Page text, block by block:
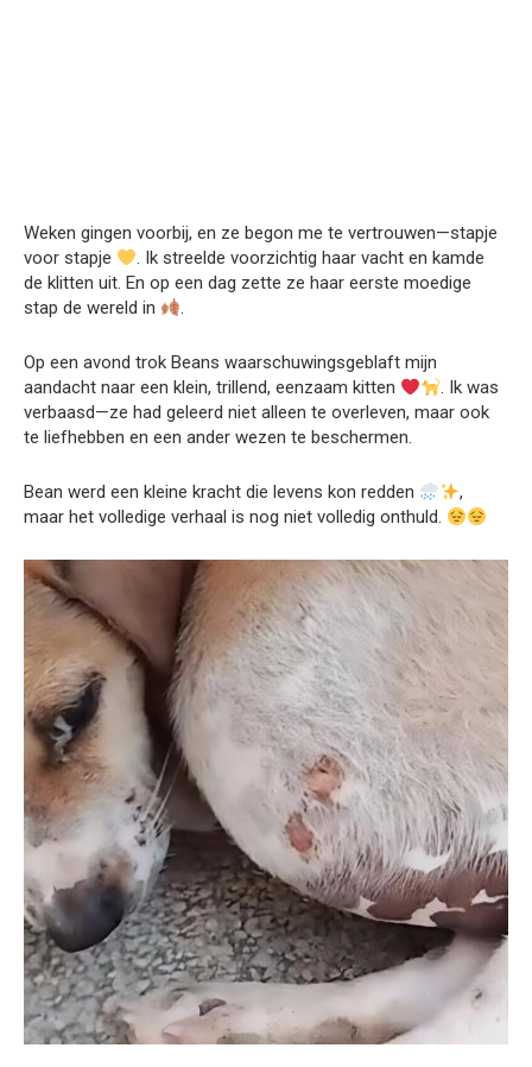
Weken gingen voorbij, en ze begon me te vertrouwen—stapje
voor stapje
. Ik streelde voorzichtig haar vacht en kamde
de klitten uit. En op een dag zette ze haar eerste moedige
stap de wereld in
.
Op een avond trok Beans waarschuwingsgeblaft mijn
aandacht naar een klein, trillend, eenzaam kitten
. Ik was
verbaasd—ze had geleerd niet alleen te overleven, maar ook
te liefhebben en een ander wezen te beschermen.
Bean werd een kleine kracht die levens kon redden
,
maar het volledige verhaal is nog niet volledig onthuld.